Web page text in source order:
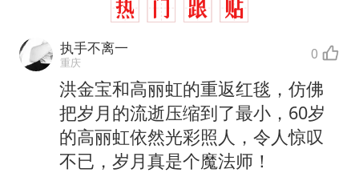
执手不离一
重庆 0
洪金宝和高丽虹的重返红毯，仿佛
把岁月的流逝压缩到了最小，60岁
的高丽虹依然光彩照人，令人惊叹
不已，岁月真是个魔法师！